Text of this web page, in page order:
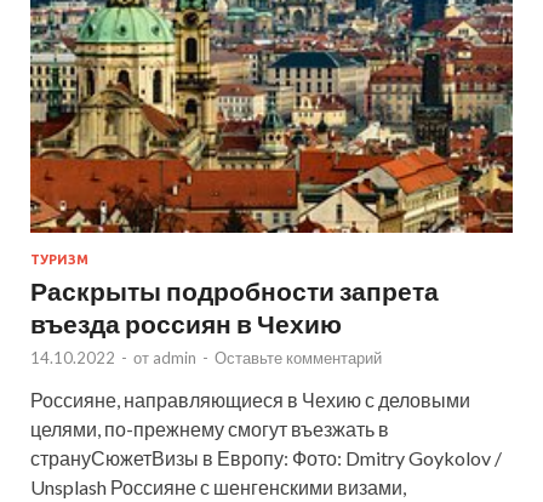
ТУРИЗМ
Раскрыты подробности запрета
въезда россиян в Чехию
14.10.2022 - от admin - Оставьте комментарий
Россияне, направляющиеся в Чехию с деловыми
целями, по-прежнему смогут въезжать в
странуСюжетВизы в Европу: Фото: Dmitry Goykolov /
Unsplash Россияне с шенгенскими визами,